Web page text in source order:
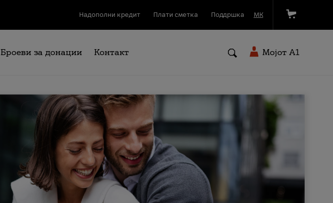
Надополни кредит Плати сметка Поддршка МК
Броеви за донации Контакт Мојот A1